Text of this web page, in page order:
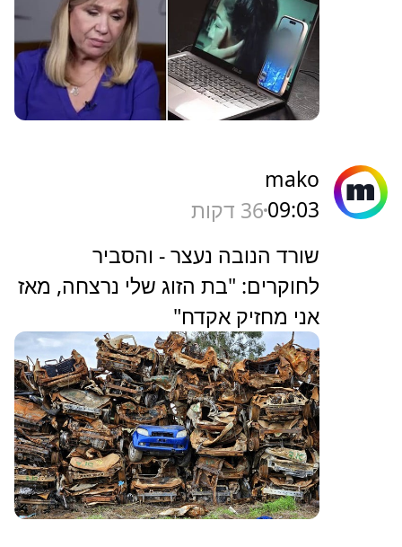
mako
09:0336 דקות
שורד הנובה נעצר - והסביר
לחוקרים: "בת הזוג שלי נרצחה, מאז
אני מחזיק אקדח"